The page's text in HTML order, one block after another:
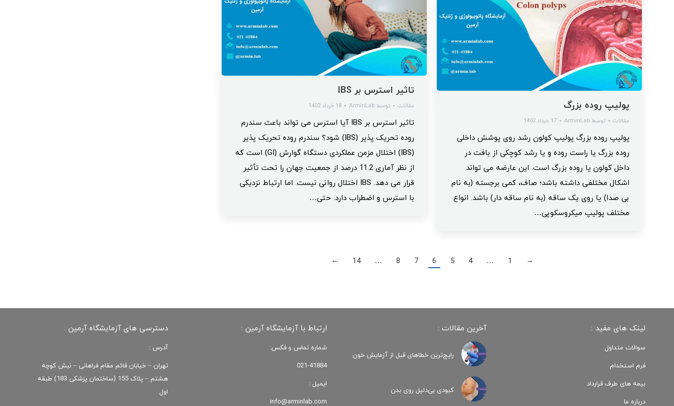
تاثیر استرس بر IBS
مقالات توسط ArminLab 18 خرداد 1402
تاثیر استرس بر IBS آیا استرس می تواند باعث سندرم
روده تحریک پذیر (IBS) شود؟ سندرم روده تحریک‌ پذیر
(IBS) اختلال مزمن عملکردی دستگاه گوارش (GI) است که
از نظر آماری 11.2 درصد از جمعیت جهان را تحت تأثیر
قرار می‌ دهد. IBS اختلال روانی نیست. اما ارتباط نزدیکی
با استرس و اضطراب دارد. حتی…
پولیپ روده بزرگ
مقالات توسط ArminLab 17 خرداد 1402
پولیپ روده بزرگ پولیپ کولون رشد روی پوشش داخلی
روده بزرگ یا راست روده و یا رشد کوچکی از بافت در
داخل کولون یا روده بزرگ است. این عارضه می‌ تواند
اشکال مختلفی داشته باشد؛ صاف، کمی برجسته (به نام
بی‌ صدا) یا روی یک ساقه (به نام ساقه‌ دار) باشد. انواع
مختلف پولیپ میکروسکوپی…
←
1
…
4
5
6
7
8
…
14
→
لینک های مفید :
سوالات متداول
فرم استخدام
بیمه های طرف قرارداد
درباره ما
آخرین مقالات :
رایج‌ترین خطاهای قبل از آزمایش خون
کبودی‌ بی‌دلیل روی بدن
ارتباط با آزمایشگاه آرمین :
شماره تماس و فکس:
021-41884
ایمیل :
info@arminlab.com
دسترسی های آزمایشگاه آرمین :
آدرس :
تهران – خیابان قائم مقام فراهانی – نبش کوچه
هشتم – پلاک 155 (ساختمان پزشکی 183) طبقه
اول